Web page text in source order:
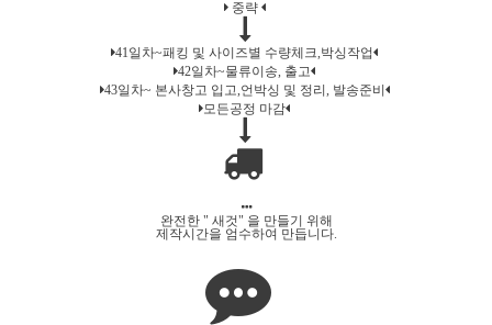
중략
41일차~패킹 및 사이즈별 수량체크,박싱작업
42일차~물류이송, 출고
43일차~ 본사창고 입고,언박싱 및 정리, 발송준비
모든공정 마감
완전한 " 새것" 을 만들기 위해
제작시간을 엄수하여 만듭니다.